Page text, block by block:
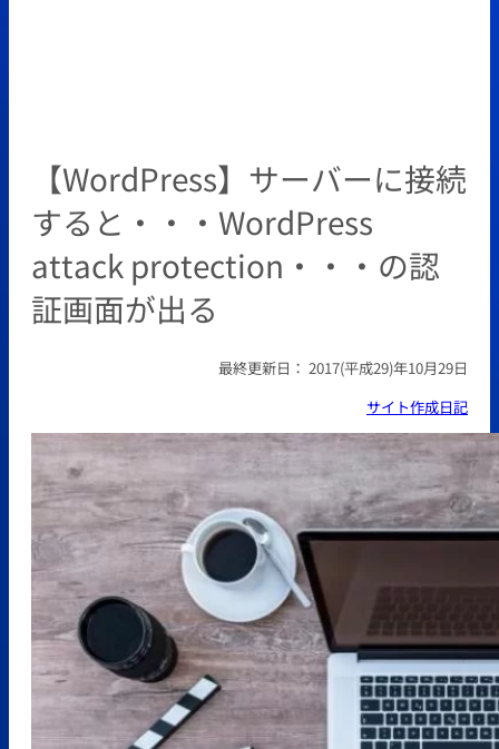
【WordPress】サーバーに接続
すると・・・WordPress
attack protection・・・の認
証画面が出る
最終更新日： 2017(平成29)年10月29日
サイト作成日記